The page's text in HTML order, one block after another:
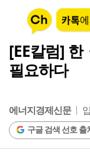
[EE칼럼] 한
필요하다
에너지경제신문
구글 검색 선호 출